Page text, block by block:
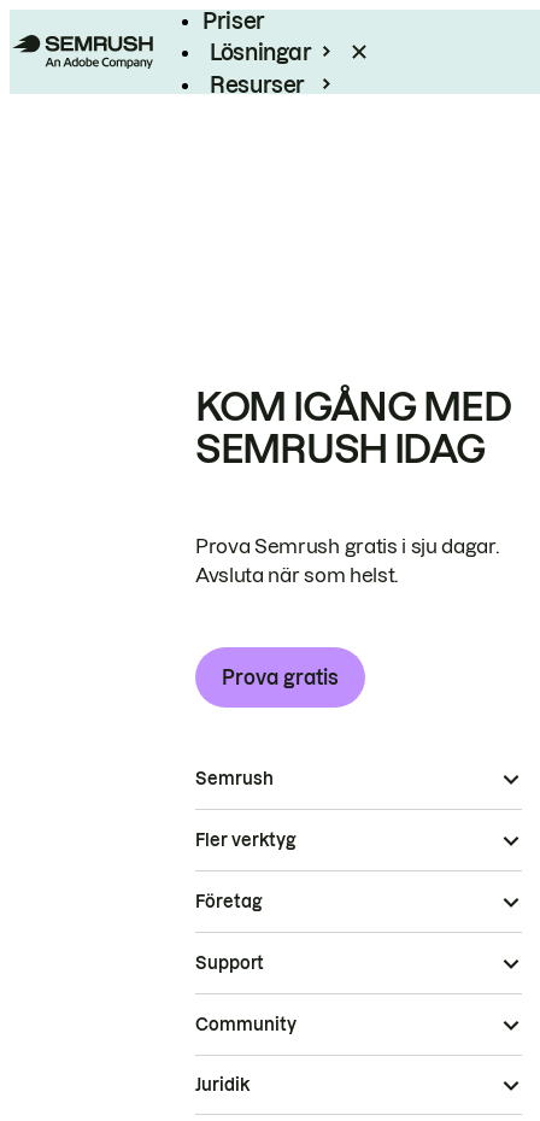
Priser
Lösningar
Resurser
KOM IGÅNG MED
SEMRUSH IDAG
Prova Semrush gratis i sju dagar.
Avsluta när som helst.
Prova gratis
Semrush
Fler verktyg
Företag
Support
Community
Juridik